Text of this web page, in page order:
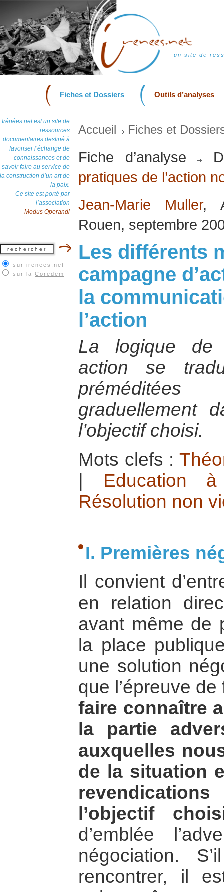
un site de
Fiches et Dossiers Outils d’analyses
Irénées.net est un site de
ressources
documentaires destiné à
favoriser l’échange de
connaissances et de
savoir faire au service de
la construction d’un art de
la paix.
Ce site est porté par
l’association
Modus Operandi
sur irenees.net
sur la Coredem
Accueil Fiches et
Fiche d’analyse
pratiques de l’action
Jean-Marie Muller,
Rouen, septembre
Les différents
campagne
la
l’action
La logique de
action se
graduellement
l’objectif choisi.
Mots clefs :
Education
Résolution non
I. Premières
Il convient
en relation
avant même de
la place
une solution
que l’épreuve
faire connaître
la partie
auxquelles
de la situation
l’objectif
d’emblée
négociation.
rencontrer, il